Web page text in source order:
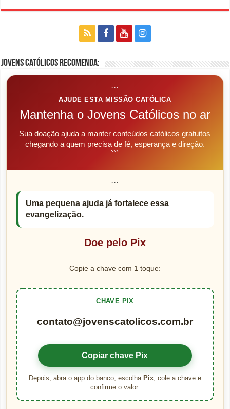
Jovens Católicos Recomenda:
```
AJUDE ESTA MISSÃO CATÓLICA
Mantenha o Jovens Católicos no ar
Sua doação ajuda a manter conteúdos católicos gratuitos
chegando a quem precisa de fé, esperança e direção.
```
```
Uma pequena ajuda já fortalece essa
evangelização.
Doe pelo Pix
Copie a chave com 1 toque:
CHAVE PIX
contato@jovenscatolicos.com.br
Copiar chave Pix
Depois, abra o app do banco, escolha Pix, cole a chave e
confirme o valor.